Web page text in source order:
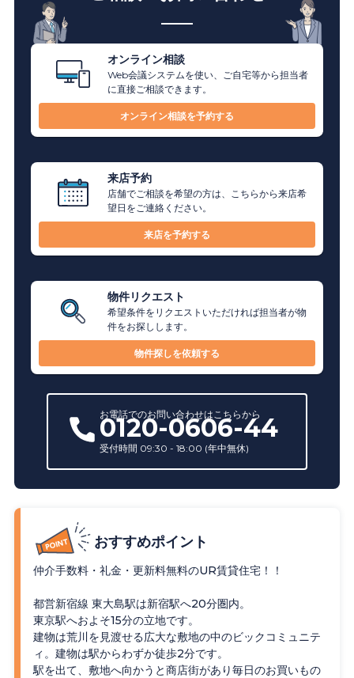
オンライン相談
Web会議システムを使い、ご自宅等から担当者
に直接ご相談できます。
オンライン相談を予約する
来店予約
店舗でご相談を希望の方は、こちらから来店希
望日をご連絡ください。
来店を予約する
物件リクエスト
希望条件をリクエストいただければ担当者が物
件をお探しします。
物件探しを依頼する
お電話でのお問い合わせはこちらから
0120-0606-44
受付時間 09:30 - 18:00 (年中無休)
おすすめポイント
仲介手数料・礼金・更新料無料のUR賃貸住宅！！
都営新宿線 東大島駅は新宿駅へ20分圏内。
東京駅へおよそ15分の立地です。
建物は荒川を見渡せる広大な敷地の中のビックコミュニテ
ィ。建物は駅からわずか徒歩2分です。
駅を出て、敷地へ向かうと商店街があり毎日のお買いもの